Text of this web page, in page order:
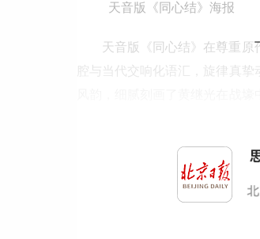
天音版《同心结》海报
天音版《同心结》在尊重
腔与当代交响化语汇，旋律真
作为天津音乐学院“以艺铸
魂育人”工程重点剧目，斩获中
国全网直播中，天津音乐学院